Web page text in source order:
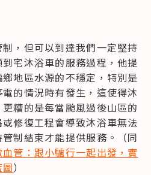
制，但可以到達我們一定堅持
宅沐浴車的服務過程，他提
地區水源的不穩定，特別是
的情況時有發生，這使得沐
糟的是每當颱風過後山區的
修復工程會導致沐浴車無法
制結束才能提供服務。（同
管：跟小驢行一起出發，實
）